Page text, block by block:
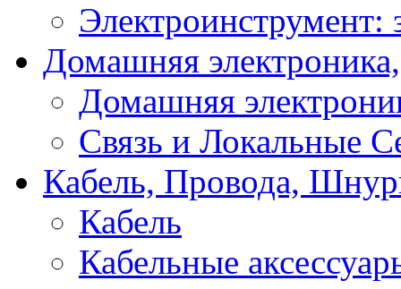
Электроинструмент:
Домашняя
Домашняя
Связь и Локальные
Кабель, Провода,
Кабель
Кабельные